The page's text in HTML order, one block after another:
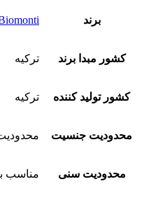
برند
کشور مبدا برند ترکیه
کشور تولید کننده ترکیه
محدودیت جنسیت
محدودیت سنی مناسب